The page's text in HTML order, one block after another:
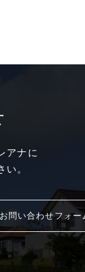
アナに
い。
お問い合わせフォー